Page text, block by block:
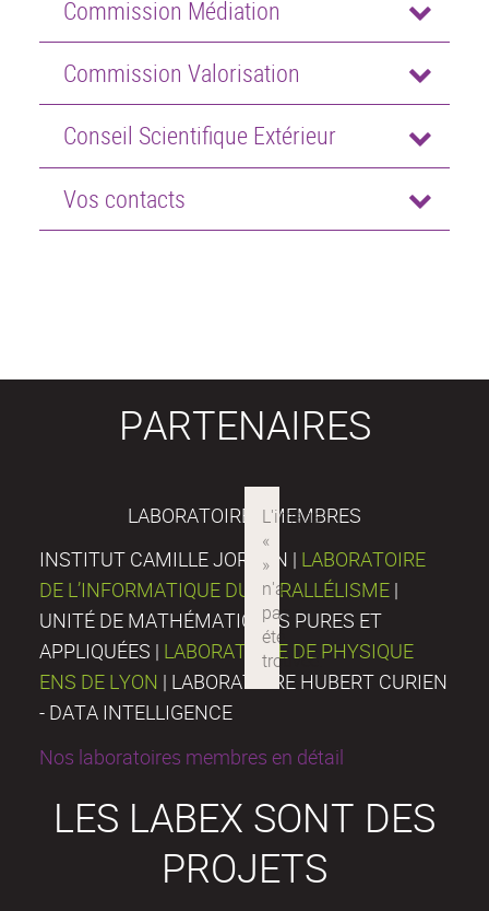
Commission Médiation
Commission Valorisation
Conseil Scientifique Extérieur
Vos contacts
PARTENAIRES
LABORATOIRES MEMBRES
INSTITUT CAMILLE JORDAN | LABORATOIRE
DE L’INFORMATIQUE DU PARALLÉLISME |
UNITÉ DE MATHÉMATIQUES PURES ET
APPLIQUÉES | LABORATOIRE DE PHYSIQUE
ENS DE LYON | LABORATOIRE HUBERT CURIEN
- DATA INTELLIGENCE
Nos laboratoires membres en détail
LES LABEX SONT DES
PROJETS